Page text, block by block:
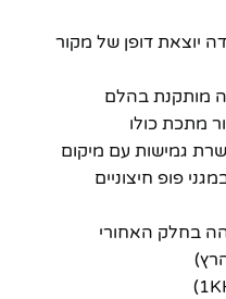
יוצאת דופן של מקור
מותקנת בהלם
מתכת כולו
גמישות עם מיקום
פופ חיצוניים